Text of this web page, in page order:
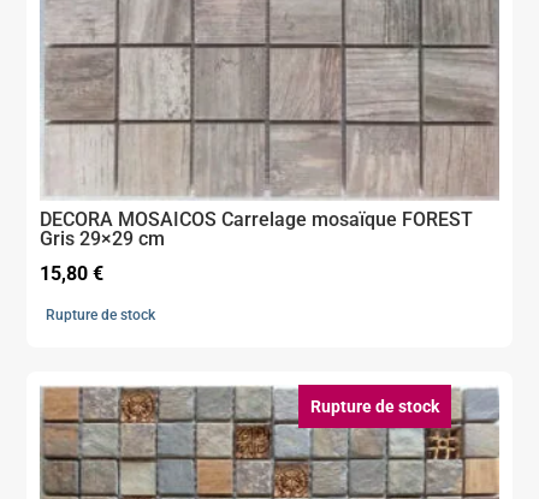
DECORA MOSAICOS Carrelage mosaïque FOREST
Gris 29×29 cm
15,80€
Rupture de stock
Rupture de stock